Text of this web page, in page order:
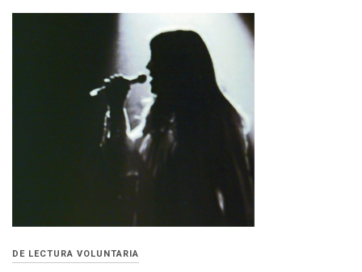
DE LECTURA VOLUNTARIA